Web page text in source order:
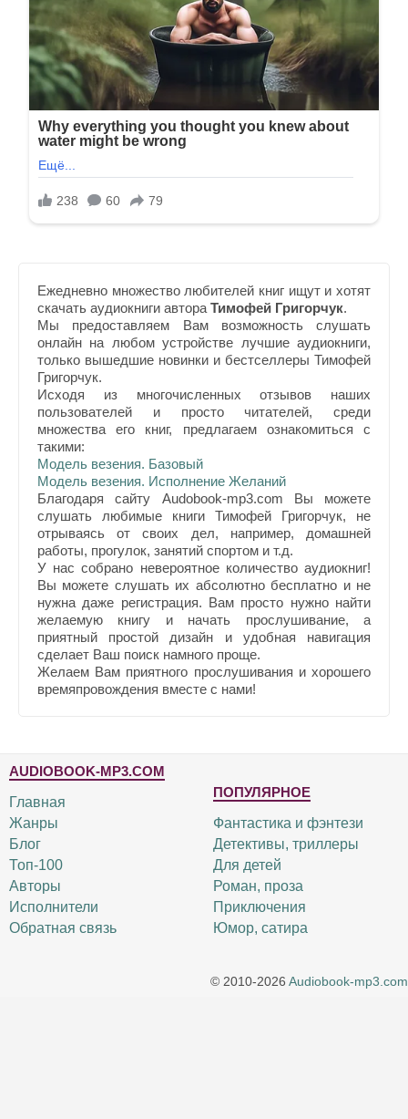
Ежедневно множество любителей книг ищут и хотят
скачать аудиокниги автора Тимофей Григорчук.
Мы предоставляем Вам возможность слушать
онлайн на любом устройстве лучшие аудиокниги,
только вышедшие новинки и бестселлеры Тимофей
Григорчук.
Исходя из многочисленных отзывов наших
пользователей и просто читателей, среди
множества его книг, предлагаем ознакомиться с
такими:
Модель везения. Базовый
Модель везения. Исполнение Желаний
Благодаря сайту Audobook-mp3.com Вы можете
слушать любимые книги Тимофей Григорчук, не
отрываясь от своих дел, например, домашней
работы, прогулок, занятий спортом и т.д.
У нас собрано невероятное количество аудиокниг!
Вы можете слушать их абсолютно бесплатно и не
нужна даже регистрация. Вам просто нужно найти
желаемую книгу и начать прослушивание, а
приятный простой дизайн и удобная навигация
сделает Ваш поиск намного проще.
Желаем Вам приятного прослушивания и хорошего
времяпровождения вместе с нами!
AUDIOBOOK-MP3.COM
Главная
Жанры
Блог
Топ-100
Авторы
Исполнители
Обратная связь
ПОПУЛЯРНОЕ
Фантастика и фэнтези
Детективы, триллеры
Для детей
Роман, проза
Приключения
Юмор, сатира
© 2010-2026 Audiobook-mp3.com